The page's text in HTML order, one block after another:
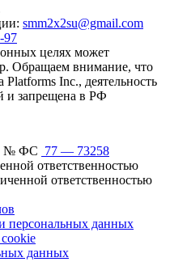
smm2x2su@gmail.com
97
целях может
Обращаем внимание, что
Inc., деятельность
и запрещена в РФ
№ ФС 77 — 73258
ответственностью
ответственностью
персональных данных
данных